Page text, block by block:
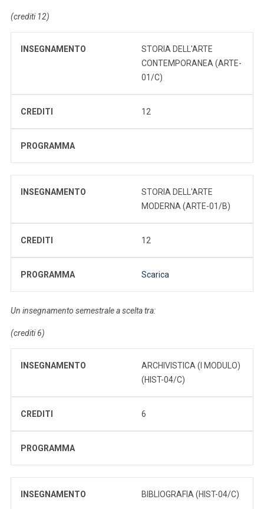
(crediti 12)
INSEGNAMENTO
STORIA DELL'ARTE
CONTEMPORANEA (ARTE-
01/C)
CREDITI 12
PROGRAMMA
INSEGNAMENTO
STORIA DELL'ARTE
MODERNA (ARTE-01/B)
CREDITI 12
PROGRAMMA Scarica
Un insegnamento semestrale a scelta tra:
(crediti 6)
INSEGNAMENTO
ARCHIVISTICA (I MODULO)
(HIST-04/C)
CREDITI 6
PROGRAMMA
INSEGNAMENTO BIBLIOGRAFIA (HIST-04/C)